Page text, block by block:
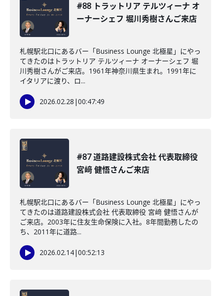
#88 トラットリア テルツィーナ オ
ーナーシェフ 堀川秀樹さんご来店
札幌駅北口にあるバー「Business Lounge 北極星」にやっ
てきたのはトラットリア テルツィーナ オーナーシェフ 堀
川秀樹さんがご来店。1961年神奈川県生まれ。1991年に
イタリアに渡り、ロ...
2026.02.28 |00:47:49
#87 道路建設株式会社 代表取締役
宮﨑 健悟さんご来店
札幌駅北口にあるバー「Business Lounge 北極星」にやっ
てきたのは道路建設株式会社 代表取締役 宮﨑 健悟さんが
ご来店。2003年に住友生命保険に入社。8年間勤務したの
ち、2011年に道路...
2026.02.14|00:52:13